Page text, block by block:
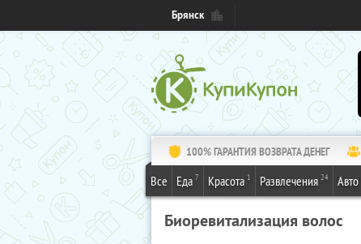
Брянск
100% ГАРАНТИЯ ВОЗВРАТА ДЕНЕГ
Все Еда 7 Красота 1 Развлечения 24 Авто
Биоревитализация волос